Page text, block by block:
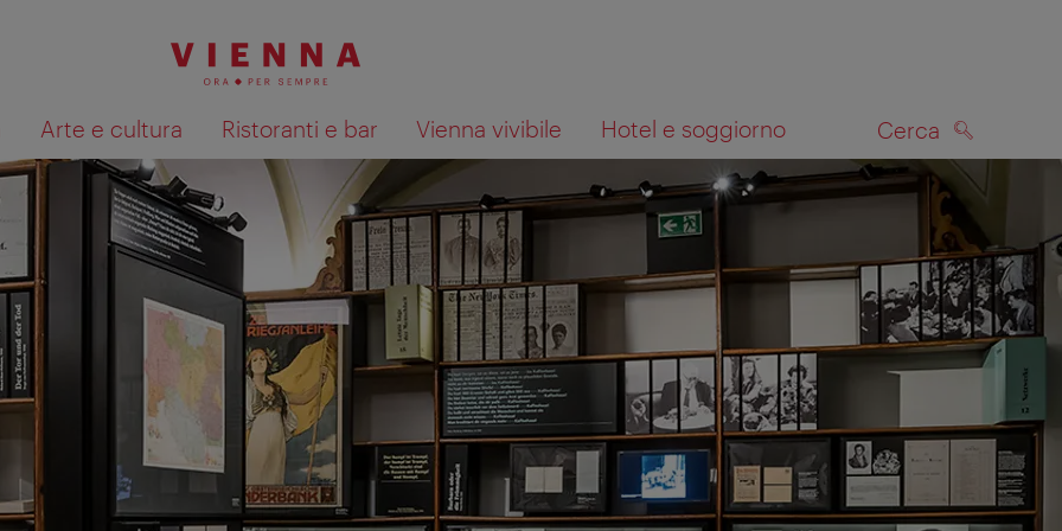
Arte e cultura Ristoranti e bar Vienna vivibile Hotel e soggiorno Cerca
Mostra i risultati della ricerca sulla mappa CERCA